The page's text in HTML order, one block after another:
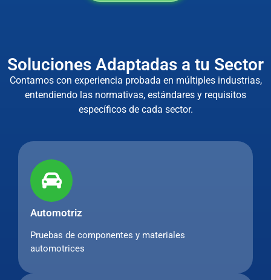
Soluciones Adaptadas a tu Sector
Contamos con experiencia probada en múltiples industrias,
entendiendo las normativas, estándares y requisitos
específicos de cada sector.
Automotriz
Pruebas de componentes y materiales
automotrices